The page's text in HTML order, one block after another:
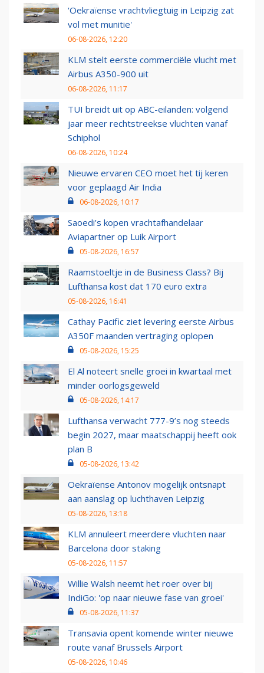
'Oekraïense vrachtvliegtuig in Leipzig zat
vol met munitie'
06-08-2026, 12:20
KLM stelt eerste commerciële vlucht met
Airbus A350-900 uit
06-08-2026, 11:17
TUI breidt uit op ABC-eilanden: volgend
jaar meer rechtstreekse vluchten vanaf
Schiphol
06-08-2026, 10:24
Nieuwe ervaren CEO moet het tij keren
voor geplaagd Air India
06-08-2026, 10:17
Saoedi’s kopen vrachtafhandelaar
Aviapartner op Luik Airport
05-08-2026, 16:57
Raamstoeltje in de Business Class? Bij
Lufthansa kost dat 170 euro extra
05-08-2026, 16:41
Cathay Pacific ziet levering eerste Airbus
A350F maanden vertraging oplopen
05-08-2026, 15:25
El Al noteert snelle groei in kwartaal met
minder oorlogsgeweld
05-08-2026, 14:17
Lufthansa verwacht 777-9’s nog steeds
begin 2027, maar maatschappij heeft ook
plan B
05-08-2026, 13:42
Oekraïense Antonov mogelijk ontsnapt
aan aanslag op luchthaven Leipzig
05-08-2026, 13:18
KLM annuleert meerdere vluchten naar
Barcelona door staking
05-08-2026, 11:57
Willie Walsh neemt het roer over bij
IndiGo: 'op naar nieuwe fase van groei'
05-08-2026, 11:37
Transavia opent komende winter nieuwe
route vanaf Brussels Airport
05-08-2026, 10:46